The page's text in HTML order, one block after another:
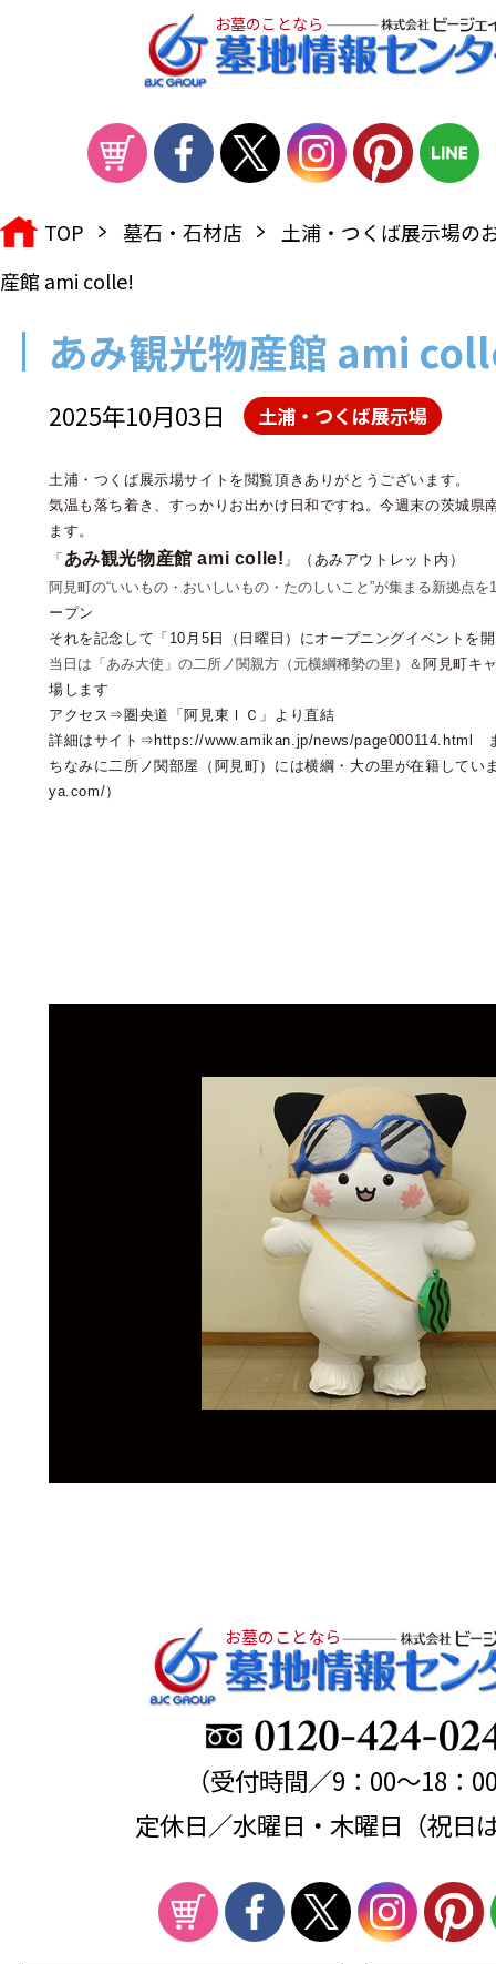
お墓のことなら
TOP 墓石・石材店
土浦・つくば展示場の
産館 ami colle!
あみ観光物産館 ami
2025年10月03日 土浦・つくば展示場
土浦・つくば展示場サイトを閲覧頂きありがとうございます。
気温も落ち着き、すっかりお出かけ日和ですね。今週末の茨城県
ます。
「 あみ観光物産館 ami colle! 」（あみアウトレット内）
阿見町の“いいもの・おいしいもの・たのしいこと”が集まる新拠点を
ープン
それを記念して「10月5日（日曜日）にオープニングイベントを
当日は「あみ大使」の二所ノ関親方 （元横綱稀勢の里）＆ 阿見町キ
場します
アクセス⇒圏央道「阿見東ＩＣ」より直結
詳細はサイト⇒ https://www.amikan.jp/news/page000114.html
ちなみに二所ノ関部屋（阿見町）には横綱・大の里が在籍して
ya.com/）
お墓のことなら
（受付時間／9：00～18：
定休日／水曜日・木曜日（祝日